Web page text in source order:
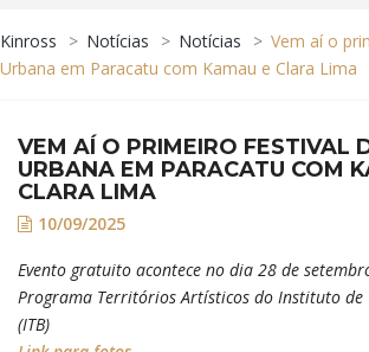
Kinross > Notícias > Notícias > Vem aí o
Urbana em Paracatu com Kamau e Clara Lima
VEM AÍ O PRIMEIRO FESTIVAL
URBANA EM PARACATU COM
CLARA LIMA
10/09/2025
Evento gratuito acontece no dia 28 de
Programa Territórios Artísticos do Instituto
(ITB)